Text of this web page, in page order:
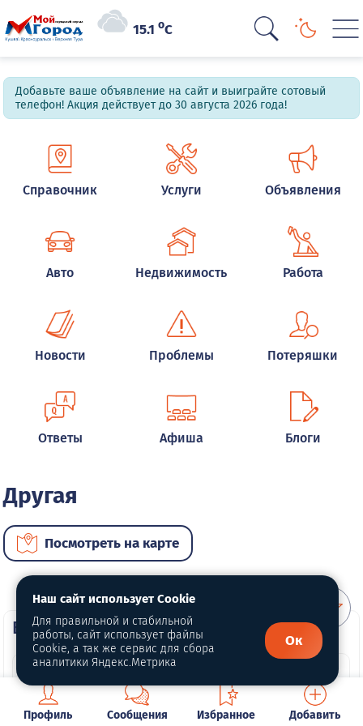
15.1oC
Добавьте ваше объявление на сайт и выиграйте сотовый
телефон! Акция действует до 30 августа 2026 года!
Справочник Услуги Объявления
Авто Недвижимость Работа
Новости Проблемы Потеряшки
Ответы Афиша Блоги
Другая
Посмотреть на карте
ВИП автомобили
Профиль Сообщения Избранное Добавить
Наш сайт использует Cookie
Для правильной и стабильной
работы, сайт использует файлы
Cookie, а так же сервис для сбора
аналитики Яндекс.Метрика
Ок